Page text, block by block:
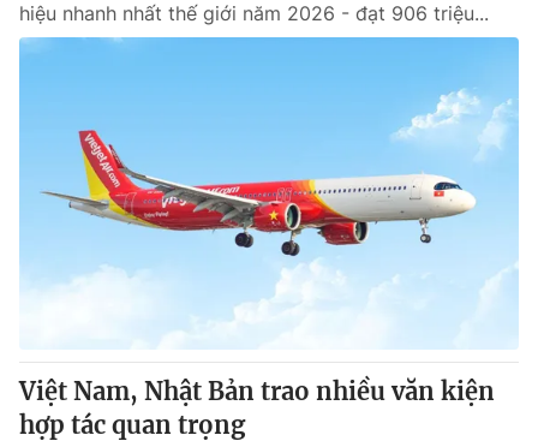
hiệu nhanh nhất thế giới năm 2026 - đạt 906 triệu...
Việt Nam, Nhật Bản trao nhiều văn kiện
hợp tác quan trọng